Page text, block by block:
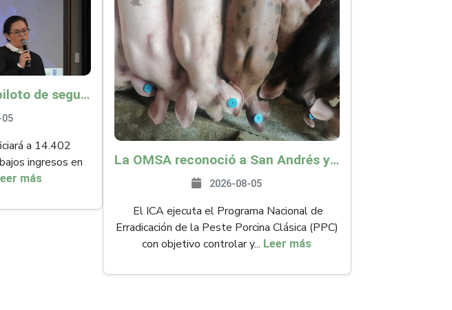
Minagricultura lanza piloto de seguro agropecuario por $9.625 millones para proteger a más de 14.000 pequeños productores contra riesgos del Fenómeno de El Niño
a 14.402
ingresos en
más
La OMSA reconoció a San Andrés y Providencia como zona libre de Peste Porcina Clásica (PPC)
2026-08-05
El ICA ejecuta el Programa Nacional de
Erradicación de la Peste Porcina Clásica (PPC)
con objetivo controlar y... Leer más